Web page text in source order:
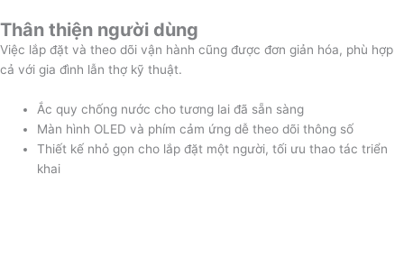
Thân thiện người dùng
Việc lắp đặt và theo dõi vận hành cũng được đơn giản hóa, phù hợp
cả với gia đình lẫn thợ kỹ thuật.
Ắc quy chống nước cho tương lai đã sẵn sàng
Màn hình OLED và phím cảm ứng dễ theo dõi thông số
Thiết kế nhỏ gọn cho lắp đặt một người, tối ưu thao tác triển
khai